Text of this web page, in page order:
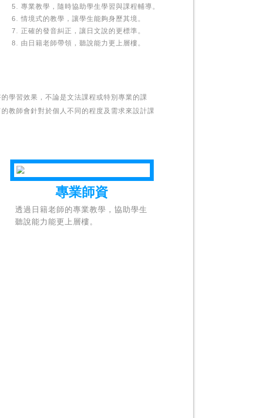
專業教學，隨時協助學生學習與課程輔導。
情境式的教學，讓學生能夠身歷其境。
正確的發音糾正，讓日文說的更標準。
由日籍老師帶領，聽說能力更上層樓。
學習效果，不論是文法課程或特別專業的課
教師會針對於個人不同的程度及需求來設計課
專業師資
透過日籍老師的專業教學，協助學生
聽說能力能更上層樓。